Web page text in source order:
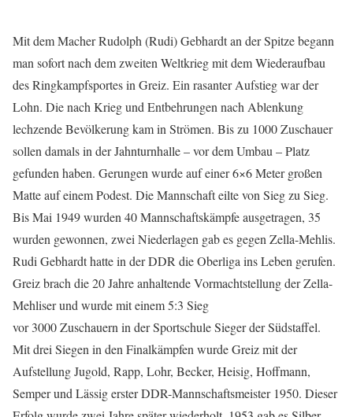
Mit dem Macher Rudolph (Rudi) Gebhardt an der Spitze begann
man sofort nach dem zweiten Weltkrieg mit dem Wiederaufbau
des Ringkampfsportes in Greiz. Ein rasanter Aufstieg war der
Lohn. Die nach Krieg und Entbehrungen nach Ablenkung
lechzende Bevölkerung kam in Strömen. Bis zu 1000 Zuschauer
sollen damals in der Jahnturnhalle – vor dem Umbau – Platz
gefunden haben. Gerungen wurde auf einer 6×6 Meter großen
Matte auf einem Podest. Die Mannschaft eilte von Sieg zu Sieg.
Bis Mai 1949 wurden 40 Mannschaftskämpfe ausgetragen, 35
wurden gewonnen, zwei Niederlagen gab es gegen Zella-Mehlis.
Rudi Gebhardt hatte in der DDR die Oberliga ins Leben gerufen.
Greiz brach die 20 Jahre anhaltende Vormachtstellung der Zella-
Mehliser und wurde mit einem 5:3 Sieg
vor 3000 Zuschauern in der Sportschule Sieger der Südstaffel.
Mit drei Siegen in den Finalkämpfen wurde Greiz mit der
Aufstellung Jugold, Rapp, Lohr, Becker, Heisig, Hoffmann,
Semper und Lässig erster DDR-Mannschaftsmeister 1950. Dieser